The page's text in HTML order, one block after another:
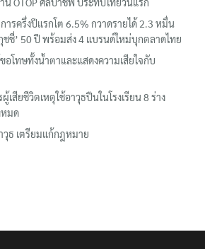
น OTOP ศิลปาชีพ ประทีปไทยวันแรก
ารครึ่งปีแรกโต 6.5% กวาดรายได้ 2.3 หมื่น
กุชชี่’ 50 ปี พร้อมส่ง 4 แบรนด์ใหม่บุกตลาดไทย
อโทษทั้งน้ำตาและแสดงความเสียใจกับ
เสียชีวิตเหตุใช้อาวุธปืนในโรงเรียน 8 ร่าง
มด